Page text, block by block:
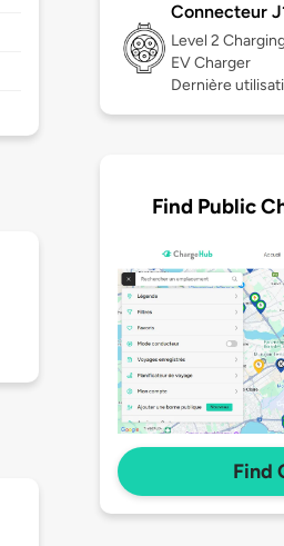
Connecteur
Level 2
EV Charger
Dernière
Find Public
Find